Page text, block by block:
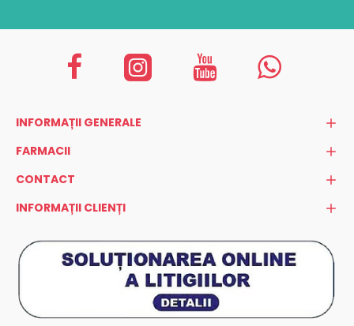
INFORMAȚII GENERALE
FARMACII
CONTACT
INFORMAȚII CLIENȚI